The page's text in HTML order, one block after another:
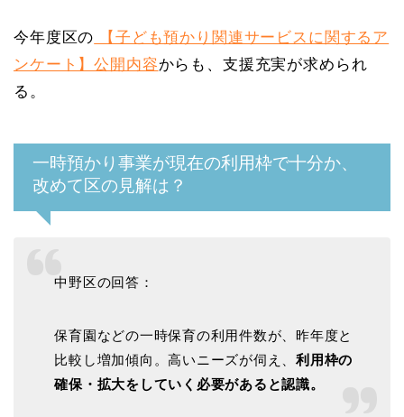
今年度区の 【子ども預かり関連サービスに関するア
ンケート】公開内容からも、支援充実が求められ
る。
一時預かり事業が現在の利用枠で十分か、
改めて区の見解は？
中野区の回答：
保育園などの一時保育の利用件数が、昨年度と
比較し増加傾向。高いニーズが伺え、利用枠の
確保・拡大をしていく必要があると認識。